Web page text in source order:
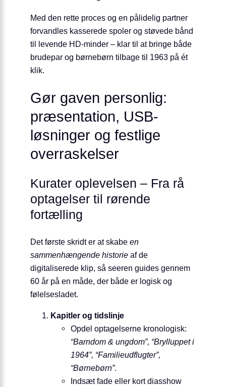
Med den rette proces og en pålidelig partner
forvandles kasserede spoler og støvede bånd
til levende HD-minder – klar til at bringe både
brudepar og børnebørn tilbage til 1963 på ét
klik.
Gør gaven personlig:
præsentation, USB-
løsninger og festlige
overraskelser
Kurater oplevelsen – Fra rå
optagelser til rørende
fortælling
Det første skridt er at skabe en
sammenhængende historie af de
digitaliserede klip, så seeren guides gennem
60 år på en måde, der både er logisk og
følelsesladet.
Kapitler og tidslinje
Opdel optagelserne kronologisk:
“Barndom & ungdom”, “Brylluppet i
1964”, “Familieudflugter”,
“Børnebørn”.
Indsæt fade eller kort diasshow